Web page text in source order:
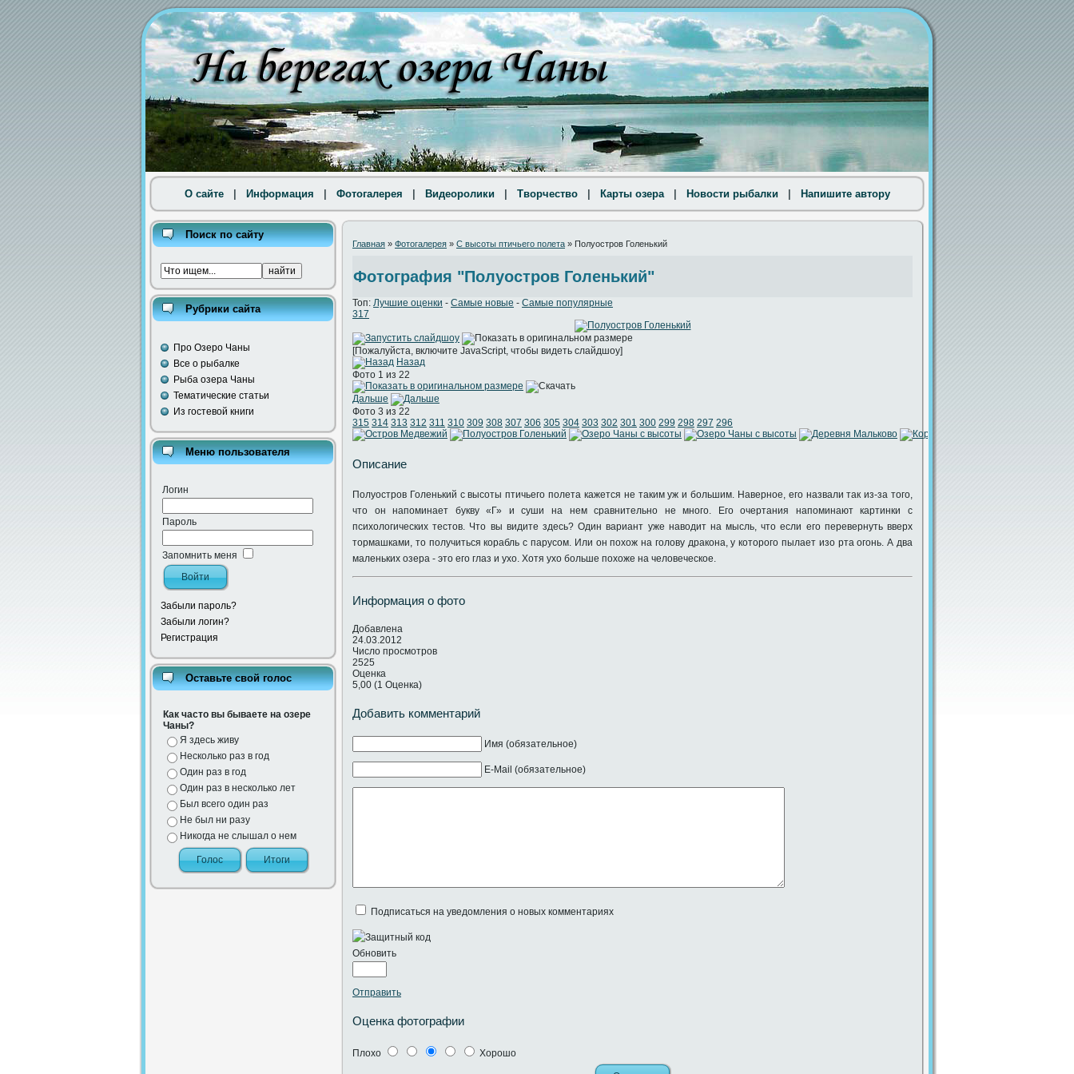
О сайте Информация Фотогалерея Видеоролики Творчество Карты озера Новости рыбалки Напишите автору
Поиск по сайту
Рубрики сайта
Про Озеро Чаны
Все о рыбалке
Рыба озера Чаны
Тематические статьи
Из гостевой книги
Меню пользователя
Логин
Пароль
Запомнить меня
Забыли пароль?
Забыли логин?
Регистрация
Оставьте свой голос
Как часто вы бываете на озере
Чаны?
Я здесь живу
Несколько раз в год
Один раз в год
Один раз в несколько лет
Был всего один раз
Не был ни разу
Никогда не слышал о нем
Главная » Фотогалерея » С высоты птичьего полета » Полуостров Голенький
Фотография "Полуостров Голенький"
Топ: Лучшие оценки - Самые новые - Самые популярные
317
[Пожалуйста, включите JavaScript, чтобы видеть слайдшоу]
Назад
Фото 1 из 22
Дальше
Фото 3 из 22
315 314 313 312 311 310 309 308 307 306 305 304 303 302 301 300 299 298 297 296
Описание
Полуостров Голенький с высоты птичьего полета кажется не таким уж и большим. Наверное, его назвали так из-за того,
что он напоминает букву «Г» и суши на нем сравнительно не много. Его очертания напоминают картинки с
психологических тестов. Что вы видите здесь? Один вариант уже наводит на мысль, что если его перевернуть вверх
тормашками, то получиться корабль с парусом. Или он похож на голову дракона, у которого пылает изо рта огонь. А два
маленьких озера - это его глаз и ухо. Хотя ухо больше похоже на человеческое.
Информация о фото
Добавлена
24.03.2012
Число просмотров
2525
Оценка
5,00 (1 Оценка)
Добавить комментарий
Имя (обязательное)
E-Mail (обязательное)
Подписаться на уведомления о новых комментариях
Обновить
Отправить
Оценка фотографии
Плохо Хорошо